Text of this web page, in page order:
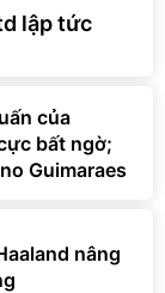
lập tức
của
bất ngờ;
Guimaraes
nâng